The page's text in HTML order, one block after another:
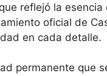
reflejó la
oficial de
en cada detalle.
permanente que